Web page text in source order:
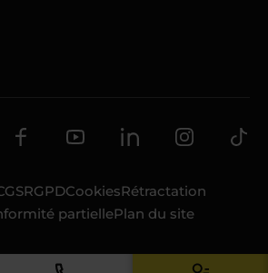
RGPDCookiesRétractation
partiellePlan du site